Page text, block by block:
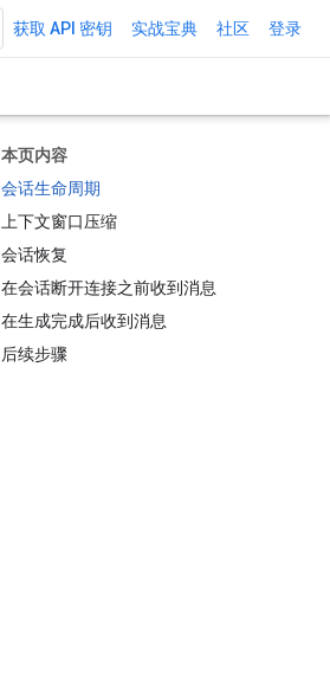
获取 API 密钥 实战宝典 社区 登录
本页内容
会话生命周期
上下文窗口压缩
会话恢复
在会话断开连接之前收到消息
在生成完成后收到消息
后续步骤